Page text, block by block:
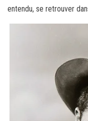
entendu, se retrouver